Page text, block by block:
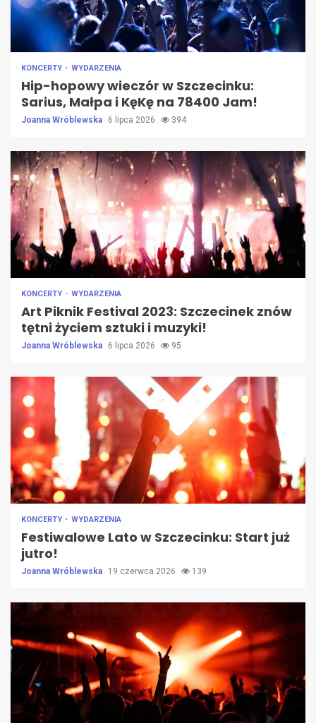
KONCERTY WYDARZENIA
Hip-hopowy wieczór w Szczecinku:
Sarius, Małpa i KęKę na 78400 Jam!
Joanna Wróblewska 6 lipca 2026 394
KONCERTY WYDARZENIA
Art Piknik Festival 2023: Szczecinek znów
tętni życiem sztuki i muzyki!
Joanna Wróblewska 6 lipca 2026 95
KONCERTY WYDARZENIA
Festiwalowe Lato w Szczecinku: Start już
jutro!
Joanna Wróblewska 19 czerwca 2026 139